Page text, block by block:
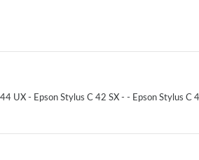
UX - Epson Stylus C 42 SX - - Epson Stylus